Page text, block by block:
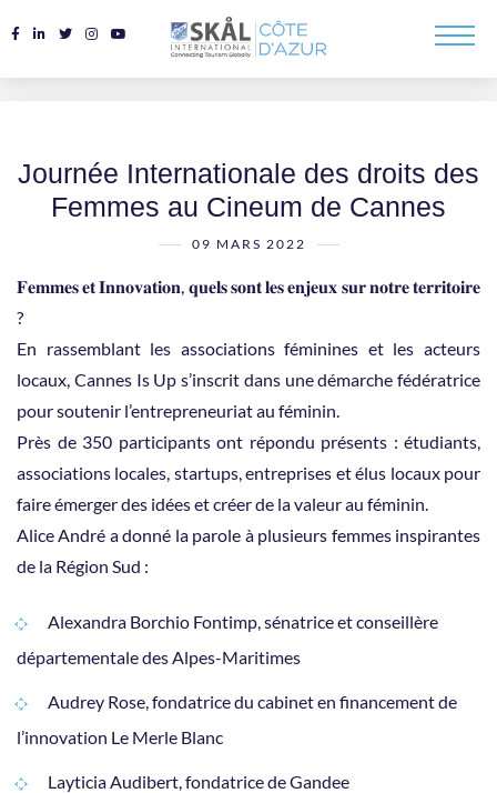
Journée Internationale des droits des
Femmes au Cineum de Cannes
09 MARS 2022
𝐅𝐞𝐦𝐦𝐞𝐬 𝐞𝐭 𝐈𝐧𝐧𝐨𝐯𝐚𝐭𝐢𝐨𝐧, 𝐪𝐮𝐞𝐥𝐬 𝐬𝐨𝐧𝐭 𝐥𝐞𝐬 𝐞𝐧𝐣𝐞𝐮𝐱 𝐬𝐮𝐫 𝐧𝐨𝐭𝐫𝐞 𝐭𝐞𝐫𝐫𝐢𝐭𝐨𝐢𝐫𝐞
?
En rassemblant les associations féminines et les acteurs
locaux, Cannes Is Up s’inscrit dans une démarche fédératrice
pour soutenir l’entrepreneuriat au féminin.
Près de 350 participants ont répondu présents : étudiants,
associations locales, startups, entreprises et élus locaux pour
faire émerger des idées et créer de la valeur au féminin.
Alice André a donné la parole à plusieurs femmes inspirantes
de la Région Sud :
Alexandra Borchio Fontimp, sénatrice et conseillère
départementale des Alpes-Maritimes
Audrey Rose, fondatrice du cabinet en financement de
l’innovation Le Merle Blanc
Layticia Audibert, fondatrice de Gandee